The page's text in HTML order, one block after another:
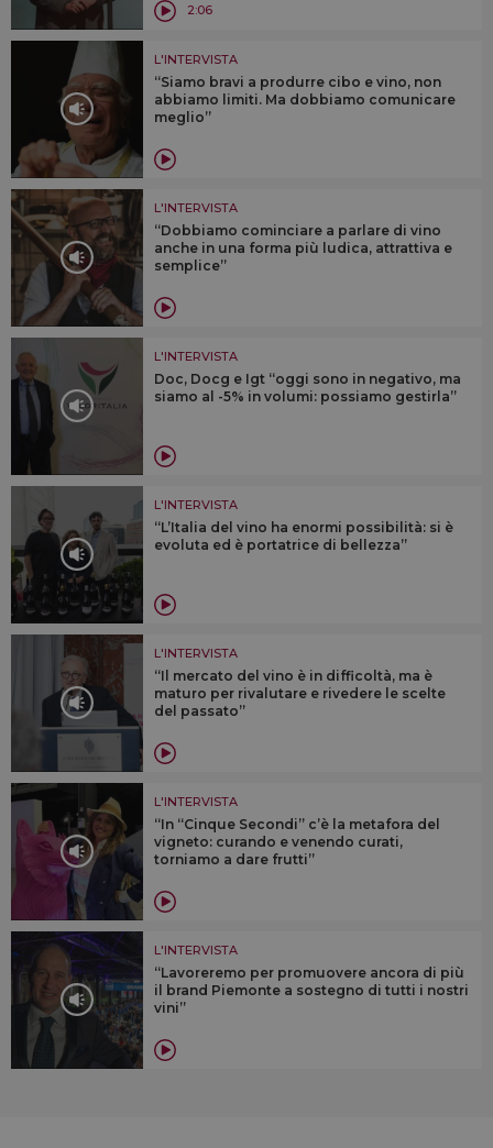
2:06
L'INTERVISTA
“Siamo bravi a produrre cibo e vino, non
abbiamo limiti. Ma dobbiamo comunicare
meglio”
L'INTERVISTA
“Dobbiamo cominciare a parlare di vino
anche in una forma più ludica, attrattiva e
semplice”
L'INTERVISTA
Doc, Docg e Igt “oggi sono in negativo, ma
siamo al -5% in volumi: possiamo gestirla”
L'INTERVISTA
“L’Italia del vino ha enormi possibilità: si è
evoluta ed è portatrice di bellezza”
L'INTERVISTA
“Il mercato del vino è in difficoltà, ma è
maturo per rivalutare e rivedere le scelte
del passato”
L'INTERVISTA
“In “Cinque Secondi” c’è la metafora del
vigneto: curando e venendo curati,
torniamo a dare frutti”
L'INTERVISTA
“Lavoreremo per promuovere ancora di più
il brand Piemonte a sostegno di tutti i nostri
vini”